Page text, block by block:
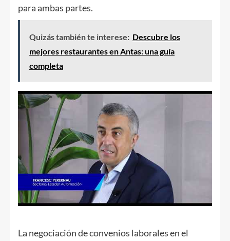
para ambas partes.
Quizás también te interese: Descubre los
mejores restaurantes en Antas: una guía
completa
La negociación de convenios laborales en el